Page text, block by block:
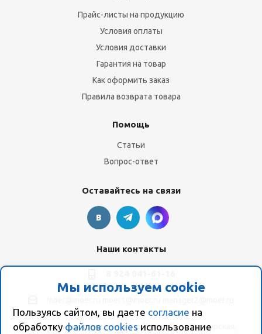
Мы используем cookie
Пользуясь сайтом, вы даете согласие на
обработку файлов cookies использование
Прайс-листы на продукцию
Условия оплаты
Условия доставки
Гарантия на товар
Как оформить заказ
Правила возврата товара
Помощь
Статьи
Вопрос-ответ
Оставайтесь на связи
Наши контакты
ул. Пионерская, 154 (база "Космо") ул. Пионерская,